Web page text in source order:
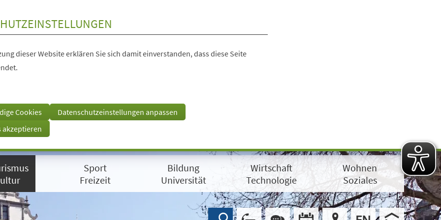
dieser Website erklären Sie sich damit einverstanden, dass diese Seite
Cookies
Datenschutzeinstellungen anpassen
akzeptieren
Sport
Freizeit
Bildung
Universität
Wirtschaft
Technologie
Wohnen
Soziales